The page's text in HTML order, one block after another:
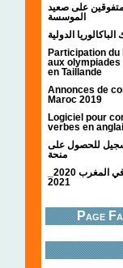
المتفوقين على صعيد
الموسسة
الدولية
Participation
aux olympiades
en Taillande
Annonces de
Maroc 2019
Logiciel pour
verbes en
للحصول على
منحة
2021
Page